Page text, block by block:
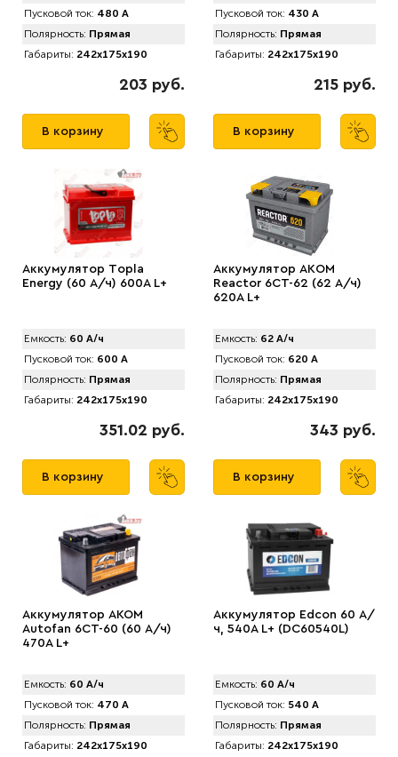
Пусковой ток: 480 А
Полярность: Прямая
Габариты: 242x175x190
203 руб.
В корзину
Пусковой ток: 430 А
Полярность: Прямая
Габариты: 242x175x190
215 руб.
В корзину
Аккумулятор Tоpla
Energy (60 А/ч) 600A L+
Емкость: 60 А/ч
Пусковой ток: 600 А
Полярность: Прямая
Габариты: 242x175x190
351.02 руб.
В корзину
Аккумулятор AКOM
Reactor 6CT-62 (62 А/ч)
620A L+
Емкость: 62 А/ч
Пусковой ток: 620 А
Полярность: Прямая
Габариты: 242x175x190
343 руб.
В корзину
Аккумулятор AKOM
Autofan 6СТ-60 (60 А/ч)
470А L+
Емкость: 60 А/ч
Пусковой ток: 470 А
Полярность: Прямая
Габариты: 242x175x190
Аккумулятор Edcon 60 А/
ч, 540A L+ (DC60540L)
Емкость: 60 А/ч
Пусковой ток: 540 А
Полярность: Прямая
Габариты: 242x175x190